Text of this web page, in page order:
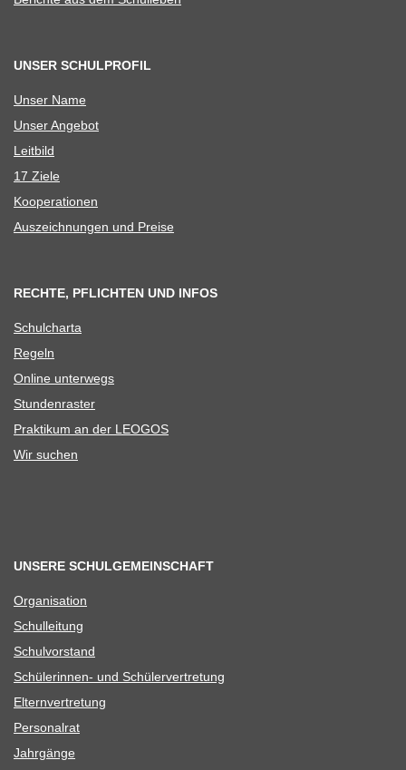
UNSER SCHULPROFIL
Unser Name
Unser Ange­bot
Leit­bild
17 Ziele
Koope­ra­tio­nen
Aus­zeich­nun­gen und Preise
RECHTE, PFLICHTEN UND INFOS
Schul­charta
Regeln
Online unter­wegs
Stun­den­ras­ter
Prak­ti­kum an der LEOGOS
Wir suchen
UNSERE SCHULGEMEINSCHAFT
Orga­ni­sa­tion
Schul­lei­tung
Schul­vor­stand
Schü­le­rin­nen- und Schülervertretung
Eltern­ver­tre­tung
Per­so­nal­rat
Jahr­gänge